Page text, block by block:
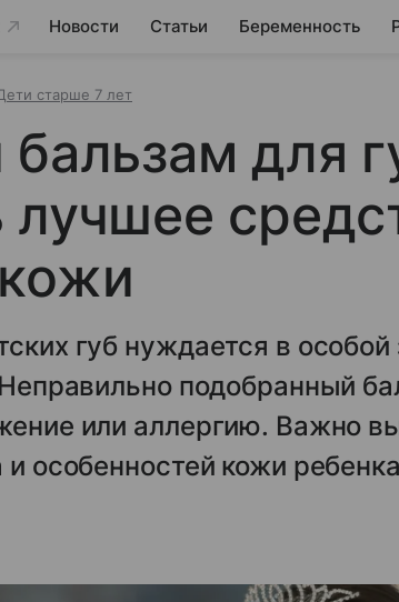
Новости Статьи Беременность
старше 7 лет
для
лучшее
губ нуждается в особой
подобранный
или аллергию. Важно
и особенностей кожи